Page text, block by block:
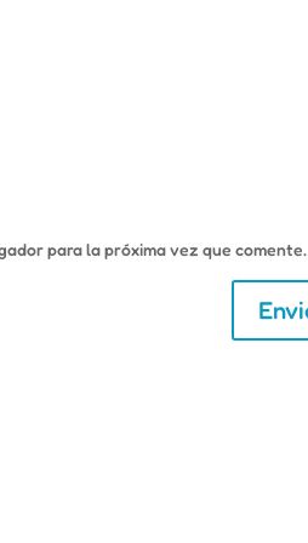
para la próxima vez que comente.